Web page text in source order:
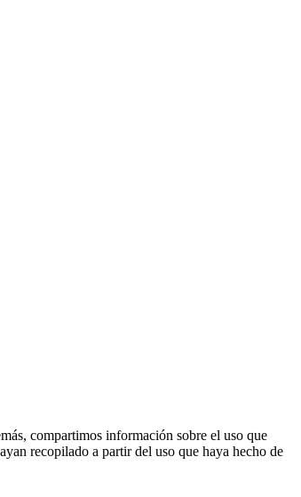
compartimos información sobre el uso que
recopilado a partir del uso que haya hecho de